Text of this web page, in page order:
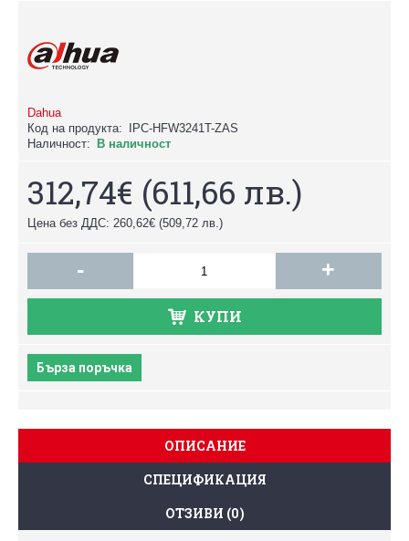
Dahua
Код на продукта:
IPC-HFW3241T-ZAS
Наличност:
В наличност
312,74€ (611,66 лв.)
Цена без ДДС: 260,62€ (509,72 лв.)
- +
КУПИ
Бърза поръчка
ОПИСАНИЕ
СПЕЦИФИКАЦИЯ
ОТЗИВИ (0)